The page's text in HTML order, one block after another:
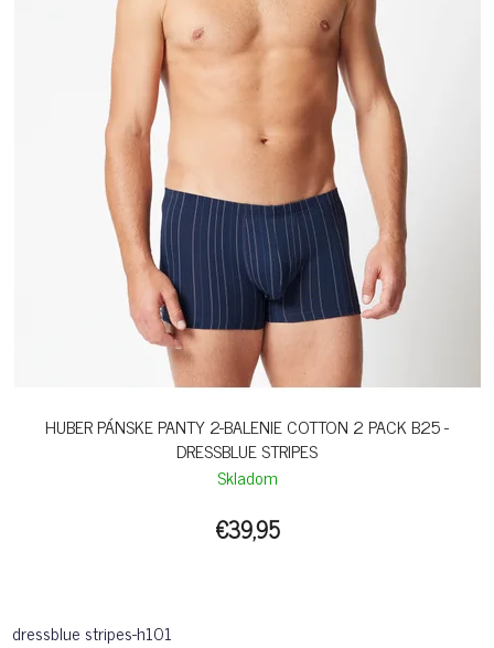
HUBER PÁNSKE PANTY 2-BALENIE COTTON 2 PACK B25 -
DRESSBLUE STRIPES
Skladom
€39,95
dressblue stripes-h101